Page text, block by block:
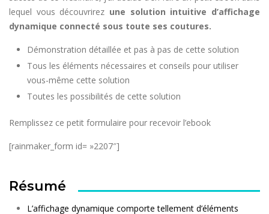
lequel vous découvrirez une solution intuitive d’affichage
dynamique connecté sous toute ses coutures.
Démonstration détaillée et pas à pas de cette solution
Tous les éléments nécessaires et conseils pour utiliser
vous-même cette solution
Toutes les possibilités de cette solution
Remplissez ce petit formulaire pour recevoir l’ebook
[rainmaker_form id= »2207″]
Résumé
L’affichage dynamique comporte tellement d’éléments